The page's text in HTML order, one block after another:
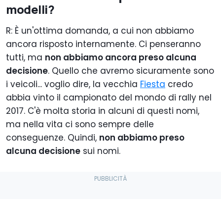
modelli?
R: È un'ottima domanda, a cui non abbiamo
ancora risposto internamente. Ci penseranno
tutti, ma non abbiamo ancora preso alcuna
decisione. Quello che avremo sicuramente sono
i veicoli... voglio dire, la vecchia Fiesta credo
abbia vinto il campionato del mondo di rally nel
2017. C'è molta storia in alcuni di questi nomi,
ma nella vita ci sono sempre delle
conseguenze. Quindi, non abbiamo preso
alcuna decisione sui nomi.